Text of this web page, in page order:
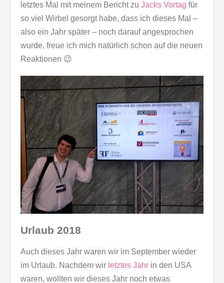
letztes Mal mit meinem Bericht zu Jacks Vortag für
so viel Wirbel gesorgt habe, dass ich dieses Mal –
also ein Jahr später – noch darauf angesprochen
wurde, freue ich mich natürlich schon auf die neuen
Reaktionen 😉
Urlaub 2018
Auch dieses Jahr waren wir im September wieder
im Urlaub. Nachdem wir letztes Jahr in den USA
waren, wollten wir dieses Jahr noch etwas